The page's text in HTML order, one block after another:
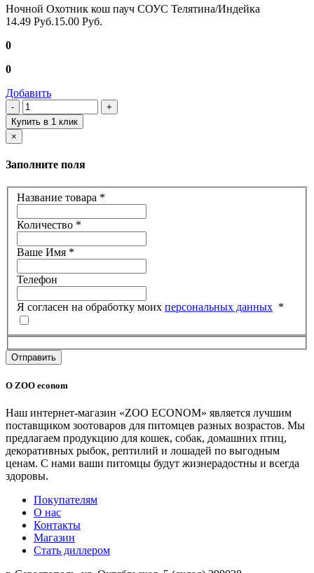
Ночной Охотник кош пауч СОУС Телятина/Индейка
14.49 Руб.15.00 Руб.
0
0
Добавить
Купить в 1 клик
×
Заполните поля
Название товара *
Количество *
Ваше Имя *
Телефон
Я согласен на обработку моих персональных данных *
Отправить
О ZOO econom
Наш интернет-магазин «ZOO ECONOM» является лучшим
поставщиком зоотоваров для питомцев разных возрастов. Мы
предлагаем продукцию для кошек, собак, домашних птиц,
декоративных рыбок, рептилий и лошадей по выгодным
ценам. С нами ваши питомцы будут жизнерадостны и всегда
здоровы.
Покупателям
О нас
Контакты
Магазин
Стать диллером